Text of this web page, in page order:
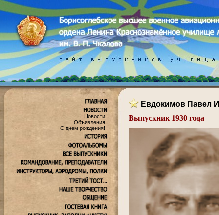
Новости
Объявления
С днем рождения!
Евдокимов Павел
Выпускник 1930 года